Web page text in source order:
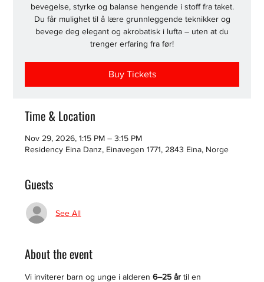
bevegelse, styrke og balanse hengende i stoff fra taket.
Du får mulighet til å lære grunnleggende teknikker og
bevege deg elegant og akrobatisk i lufta – uten at du
trenger erfaring fra før!
Buy Tickets
Time & Location
Nov 29, 2026, 1:15 PM – 3:15 PM
Residency Eina Danz, Einavegen 1771, 2843 Eina, Norge
Guests
See All
About the event
Vi inviterer barn og unge i alderen 6–25 år til en